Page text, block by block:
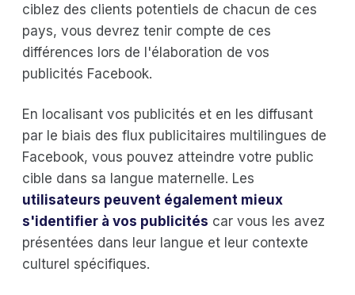
ciblez des clients potentiels de chacun de ces
pays, vous devrez tenir compte de ces
différences lors de l'élaboration de vos
publicités Facebook.
En localisant vos publicités et en les diffusant
par le biais des flux publicitaires multilingues de
Facebook, vous pouvez atteindre votre public
cible dans sa langue maternelle. Les
utilisateurs peuvent également mieux
s'identifier à vos publicités car vous les avez
présentées dans leur langue et leur contexte
culturel spécifiques.